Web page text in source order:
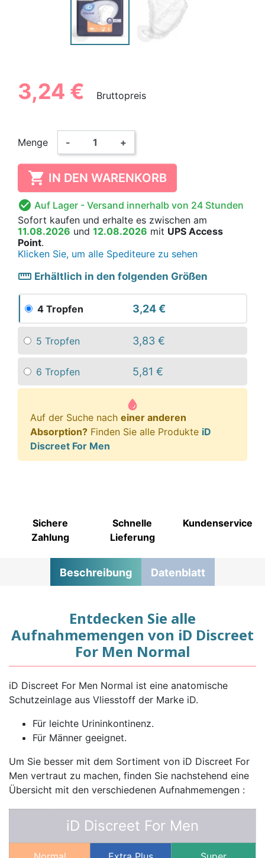
3,24 € Bruttopreis
Menge - +
 IN DEN WARENKORB
 Auf Lager - Versand innerhalb von 24 Stunden
Sofort kaufen und erhalte es zwischen am
11.08.2026 und 12.08.2026 mit UPS Access
Point.
Klicken Sie, um alle Spediteure zu sehen
straighten Erhältlich in den folgenden Größen
4 Tropfen 3,24 €
5 Tropfen 3,83 €
6 Tropfen 5,81 €
Auf der Suche nach einer anderen
Absorption? Finden Sie alle Produkte iD
Discreet For Men
Sichere
Zahlung
Schnelle
Lieferung
Kundenservice
Beschreibung Datenblatt
Entdecken Sie alle
Aufnahmemengen von iD Discreet
For Men Normal
iD Discreet For Men Normal ist eine anatomische
Schutzeinlage aus Vliesstoff der Marke iD.
Für leichte Urininkontinenz.
Für Männer geeignet.
Um Sie besser mit dem Sortiment von iD Discreet For
Men vertraut zu machen, finden Sie nachstehend eine
Übersicht mit den verschiedenen Aufnahmemengen :
iD Discreet For Men